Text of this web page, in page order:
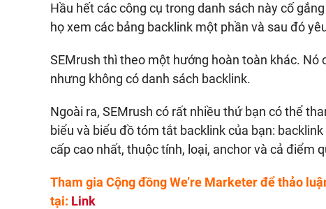
Hầu hết các công cụ trong danh sách này cố
họ xem các bảng backlink một phần và sau đó
SEMrush thì theo một hướng hoàn toàn khác. Nó
nhưng không có danh sách backlink.
Ngoài ra, SEMrush có rất nhiều thứ bạn có thể
biểu và biểu đồ tóm tắt backlink của bạn:
cấp cao nhất, thuộc tính, loại, anchor và cả điểm
Tham gia Cộng đồng We’re Marketer để thảo
tại: Link